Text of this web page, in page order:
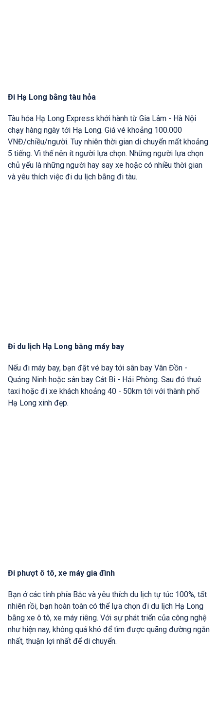
Đi Hạ Long bằng tàu hỏa
Tàu hỏa Hạ Long Express khởi hành từ Gia Lâm - Hà Nội
chạy hàng ngày tới Hạ Long. Giá vé khoảng 100.000
VNĐ/chiều/người. Tuy nhiên thời gian di chuyển mất khoảng
5 tiếng. Vì thế nên ít người lựa chọn. Những người lựa chọn
chủ yếu là những người hay say xe hoặc có nhiều thời gian
và yêu thích việc đi du lịch bằng đi tàu.
Đi du lịch Hạ Long bằng máy bay
Nếu đi máy bay, bạn đặt vé bay tới sân bay Vân Đồn -
Quảng Ninh hoặc sân bay Cát Bi - Hải Phòng. Sau đó thuê
taxi hoặc đi xe khách khoảng 40 - 50km tới với thành phố
Hạ Long xinh đẹp.
Đi phượt ô tô, xe máy gia đình
Bạn ở các tỉnh phía Bắc và yêu thích du lịch tự túc 100%, tất
nhiên rồi, bạn hoàn toàn có thể lựa chọn đi du lịch Hạ Long
bằng xe ô tô, xe máy riêng. Với sự phát triển của công nghệ
như hiện nay, không quá khó để tìm được quãng đường ngắn
nhất, thuận lợi nhất để di chuyển.